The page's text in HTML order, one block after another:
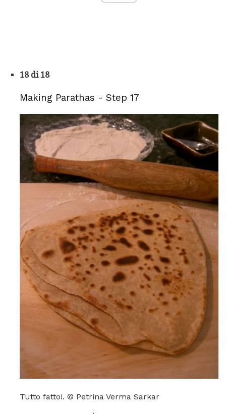
18 di 18
Making Parathas - Step 17
Tutto fatto!. © Petrina Verma Sarkar